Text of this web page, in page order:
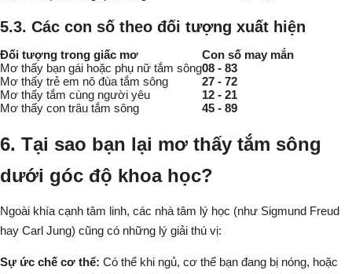
5.3. Các con số theo đối tượng xuất hiện
Đối tượng trong giấc mơ
Con số may mắn
Mơ thấy bạn gái hoặc phụ nữ tắm sông08 - 83
Mơ thấy trẻ em nô đùa tắm sông
27 - 72
Mơ thấy tắm cùng người yêu
12 - 21
Mơ thấy con trâu tắm sông
45 - 89
6. Tại sao bạn lại mơ thấy tắm sông
dưới góc độ khoa học?
Ngoài khía cạnh tâm linh, các nhà tâm lý học (như Sigmund Freud
hay Carl Jung) cũng có những lý giải thú vị:
Sự ức chế cơ thể: Có thể khi ngủ, cơ thể bạn đang bị nóng, hoặc